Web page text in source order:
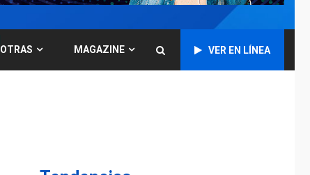
OTRAS MAGAZINE VER EN LÍNEA
De la Espriella jura
Colombia